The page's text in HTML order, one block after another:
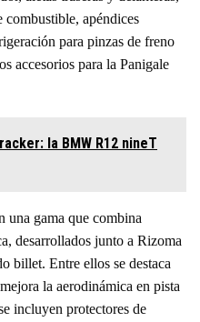
combustible, apéndices
para pinzas de freno
accesorios para la Panigale
la BMW R12 nineT
una gama que combina
desarrollados junto a Rizoma
billet. Entre ellos se destaca
la aerodinámica en pista
incluyen protectores de